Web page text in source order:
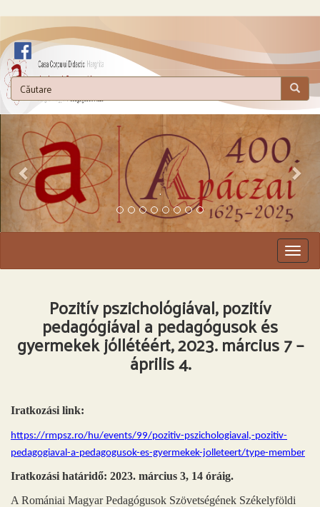
.
Pozitív pszichológiával, pozitív
pedagógiával a pedagógusok és
gyermekek jóllétéért, 2023. március 7 –
április 4.
Iratkozási link:
https://rmpsz.ro/hu/events/99/pozitiv-pszichologiaval,-pozitiv-
pedagogiaval-a-pedagogusok-es-gyermekek-jolleteert/type-member
Iratkozási határidő: 2023. március 3, 14 óráig.
A Romániai Magyar Pedagógusok Szövetségének Székelyföldi